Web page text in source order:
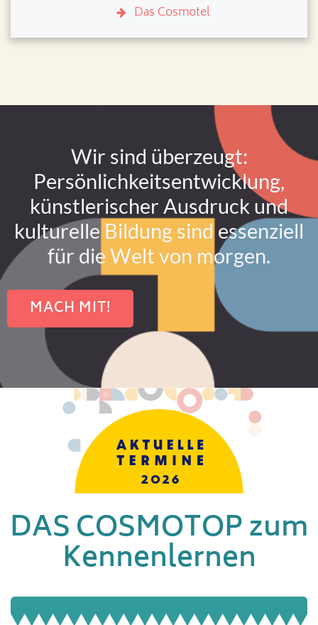
Das Cosmotel
Wir sind überzeugt:
Persönlichkeitsentwicklung,
künstlerischer Ausdruck und
kulturelle Bildung sind essenziell
für die Welt von morgen.
MACH MIT!
DAS COSMOTOP zum
Kennenlernen